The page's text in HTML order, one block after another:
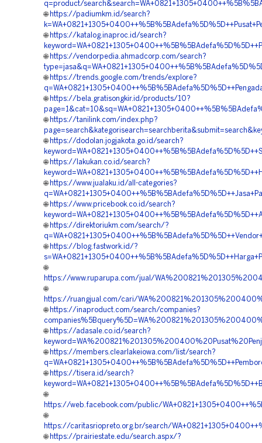
q=product/
🌐 https://padiumkm.id/search?
🌐 https://katalog.inaproc.id/search?
🌐 https://vendorpedia.ahmadcorp.com/search?
🌐 https://trends.google.com/trends/explore?
🌐 https://bela.gratisongkir.id/products/10?
🌐 https://tanilink.com/index.php?
🌐 https://dodolan.jogjakota.go.id/search?
🌐 https://lakukan.co.id/search?
🌐 https://www.jualaku.id/all-categories?
🌐 https://www.pricebook.co.id/search?
🌐 https://direktoriukm.com/search/?
🌐 https://blog.fastwork.id/?
🌐
https://www.ruparupa.com/jual/
🌐
https://ruangjual.com/cari/
🌐 https://inaproduct.com/search/companies?
🌐 https://adasale.co.id/search?
🌐 https://members.clearlakeiowa.com/list/search?
🌐 https://tisera.id/search?
🌐
https://web.facebook.com/public/
🌐
https://caritasriopreto.org.br/search/
🌐 https://prairiestate.edu/search.aspx/?